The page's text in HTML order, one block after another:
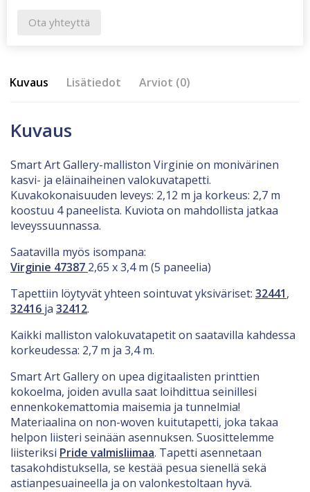
Ota yhteyttä
Kuvaus Lisätiedot Arviot (0)
Kuvaus
Smart Art Gallery-malliston Virginie on monivärinen
kasvi- ja eläinaiheinen valokuvatapetti.
Kuvakokonaisuuden leveys: 2,12 m ja korkeus: 2,7 m
koostuu 4 paneelista. Kuviota on mahdollista jatkaa
leveyssuunnassa.
Saatavilla myös isompana:
Virginie 47387 2,65 x 3,4 m (5 paneelia)
Tapettiin löytyvät yhteen sointuvat yksiväriset: 32441,
32416 ja 32412.
Kaikki malliston valokuvatapetit on saatavilla kahdessa
korkeudessa: 2,7 m ja 3,4 m.
Smart Art Gallery on upea digitaalisten printtien
kokoelma, joiden avulla saat loihdittua seinillesi
ennenkokemattomia maisemia ja tunnelmia!
Materiaalina on non-woven kuitutapetti, joka takaa
helpon liisteri seinään asennuksen. Suosittelemme
liisteriksi Pride valmisliimaa. Tapetti asennetaan
tasakohdistuksella, se kestää pesua sienellä sekä
astianpesuaineella ja on valonkestoltaan hyvä.